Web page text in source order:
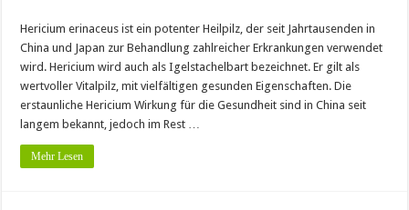
Hericium erinaceus ist ein potenter Heilpilz, der seit Jahrtausenden in
China und Japan zur Behandlung zahlreicher Erkrankungen verwendet
wird. Hericium wird auch als Igelstachelbart bezeichnet. Er gilt als
wertvoller Vitalpilz, mit vielfältigen gesunden Eigenschaften. Die
erstaunliche Hericium Wirkung für die Gesundheit sind in China seit
langem bekannt, jedoch im Rest …
Mehr Lesen